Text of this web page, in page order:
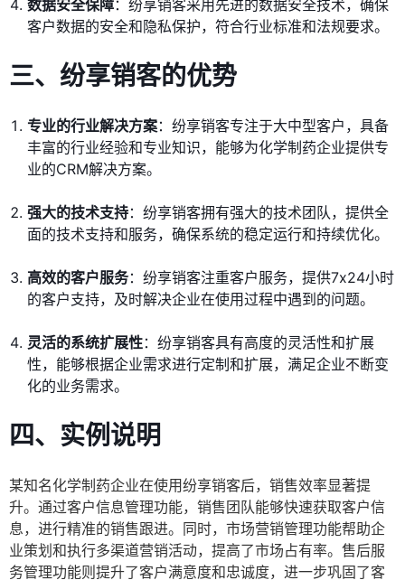
数据安全保障：纷享销客采用先进的数据安全技术，确保
客户数据的安全和隐私保护，符合行业标准和法规要求。
三、纷享销客的优势
专业的行业解决方案：纷享销客专注于大中型客户，具备
丰富的行业经验和专业知识，能够为化学制药企业提供专
业的CRM解决方案。
强大的技术支持：纷享销客拥有强大的技术团队，提供全
面的技术支持和服务，确保系统的稳定运行和持续优化。
高效的客户服务：纷享销客注重客户服务，提供7x24小时
的客户支持，及时解决企业在使用过程中遇到的问题。
灵活的系统扩展性：纷享销客具有高度的灵活性和扩展
性，能够根据企业需求进行定制和扩展，满足企业不断变
化的业务需求。
四、实例说明
某知名化学制药企业在使用纷享销客后，销售效率显著提
升。通过客户信息管理功能，销售团队能够快速获取客户信
息，进行精准的销售跟进。同时，市场营销管理功能帮助企
业策划和执行多渠道营销活动，提高了市场占有率。售后服
务管理功能则提升了客户满意度和忠诚度，进一步巩固了客